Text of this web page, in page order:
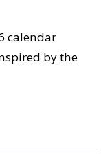
calendar
by the